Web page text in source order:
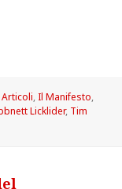
Categorie
Articoli,Il Manifesto,
Licklider, Tim